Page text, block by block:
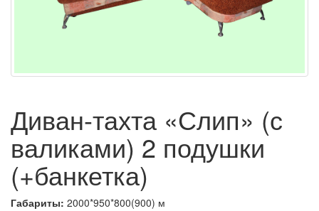
Диван-тахта «Слип» (с
валиками) 2 подушки
(+банкетка)
Габариты: 2000*950*800(900) м